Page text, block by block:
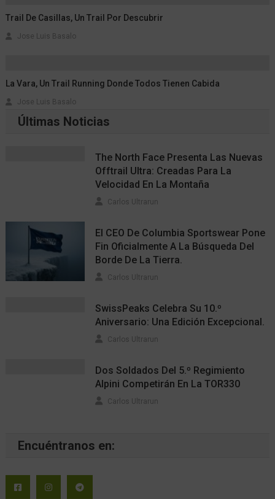
Trail De Casillas, Un Trail Por Descubrir
Jose Luis Basalo
La Vara, Un Trail Running Donde Todos Tienen Cabida
Jose Luis Basalo
Últimas Noticias
The North Face Presenta Las Nuevas
Offtrail Ultra: Creadas Para La
Velocidad En La Montaña
Carlos Ultrarun
El CEO De Columbia Sportswear Pone
Fin Oficialmente A La Búsqueda Del
Borde De La Tierra.
Carlos Ultrarun
SwissPeaks Celebra Su 10.º
Aniversario: Una Edición Excepcional.
Carlos Ultrarun
Dos Soldados Del 5.º Regimiento
Alpini Competirán En La TOR330
Carlos Ultrarun
Encuéntranos en: